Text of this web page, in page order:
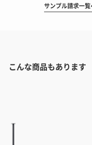
サンプル請求一覧
こんな商品もあります